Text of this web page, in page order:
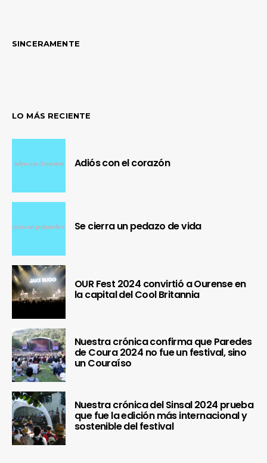
SINCERAMENTE
LO MÁS RECIENTE
Adiós con el corazón
Se cierra un pedazo de vida
OUR Fest 2024 convirtió a Ourense en
la capital del Cool Britannia
Nuestra crónica confirma que Paredes
de Coura 2024 no fue un festival, sino
un Couraíso
Nuestra crónica del Sinsal 2024 prueba
que fue la edición más internacional y
sostenible del festival